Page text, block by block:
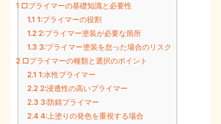
1 □プライマーの基礎知識と必要性
1.1 1:プライマーの役割
1.22:プライマー塗装が必要な箇所
1.3 3:プライマー塗装を怠った場合のリスク
2□プライマーの種類と選択のポイント
2.1 1:水性プライマー
2.22:浸透性の高いプライマー
2.3 3:防錆プライマー
2.4 4:上塗りの発色を重視する場合